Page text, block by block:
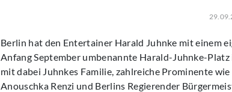
Berlin hat den Entertainer Harald Juhnke mit einem
Anfang September umbenannte Harald-Juhnke-
mit dabei Juhnkes Familie, zahlreiche Prominente
Anouschka Renzi und Berlins Regierender